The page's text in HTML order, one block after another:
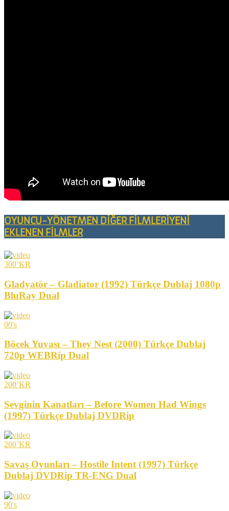
OYUNCU-YÖNETMEN DİĞER FİLMLERİYENİ
EKLENEN FİLMLER
300’KR
Gladyatör – Gladiator (1992) Türkçe Dublaj 1080p
BluRay Dual
00's
Böcek Yuvası – They Nest (2000) Türkçe Dublaj
720p WEBRip Dual
200’KR
Sevginin Kanatları – Before Women Had Wings
(1997) Türkçe Dublaj DVDRip
200’KR
Savaş Oyunları – Hostile Intent (1997) Türkçe
Dublaj DVDRip TR-ENG Dual
90's